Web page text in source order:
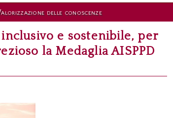
delle conoscenze
e sostenibile, per
la Medaglia AISPPD